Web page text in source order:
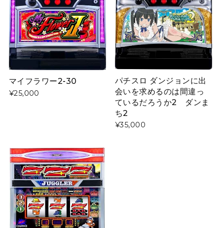
マイフラワー2‐30
¥25,000
パチスロ ダンジョンに出
会いを求めるのは間違っ
ているだろうか2 ダンま
ち2
¥35,000